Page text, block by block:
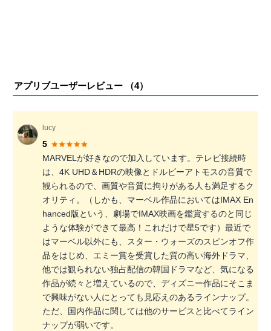
アプリブユーザーレビュー （4）
lucy
5
MARVELが好きなので加入しています。テレビ接続時
は、4K UHD＆HDRの映像とドルビーアトモスの音質で
観られるので、画質や音質に拘りがある人も満足するク
オリティ。（しかも、マーベル作品においてはIMAX En
hanced版という、劇場でIMAX映画を鑑賞するのと同じ
ような体験ができて最高！これだけで星5です）最近で
はマーベル以外にも、スター・ウォーズのスピンオフ作
品をはじめ、エミー賞を受賞した質の高い海外ドラマ、
他では観られない独占配信の韓国ドラマなど、気になる
作品が続々と増えているので、ディズニー作品にそこま
で興味がない人にとっても見応えのあるラインナップ。
ただ、国内作品に関しては他のサービスと比べてライン
ナップが弱いです。